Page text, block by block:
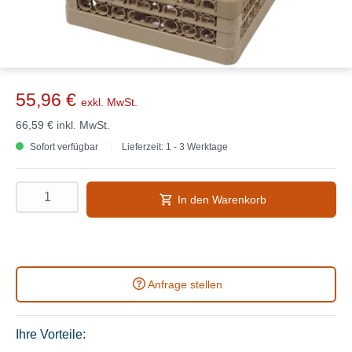
55,96 € exkl. MwSt.
66,59 € inkl. MwSt.
Sofort verfügbar Lieferzeit: 1 - 3 Werktage
In den Warenkorb
Anfrage stellen
Ihre Vorteile: